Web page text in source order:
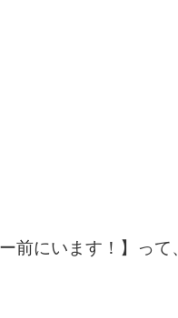
前にいます！】って